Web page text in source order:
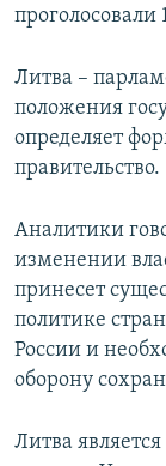
проголосовали
Литва –
положения
определяет
правительство.
Аналитики
изменении
принесет
политике
России и
оборону
Литва